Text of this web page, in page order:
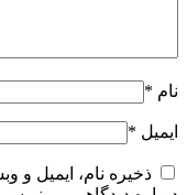
نام *
ایمیل *
ذخیره نام، ایمیل و